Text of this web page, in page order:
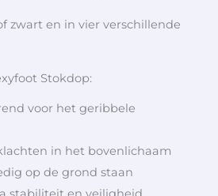
zwart en in vier verschillende
Stokdop:
voor het geribbele
in het bovenlichaam
op de grond staan